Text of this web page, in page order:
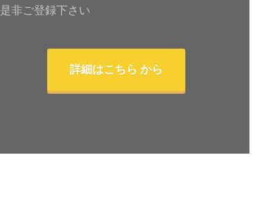
是非ご登録下さい
詳細はこちら から